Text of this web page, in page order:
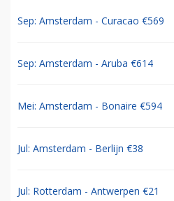
Sep: Amsterdam - Curacao €569
Sep: Amsterdam - Aruba €614
Mei: Amsterdam - Bonaire €594
Jul: Amsterdam - Berlijn €38
Jul: Rotterdam - Antwerpen €21